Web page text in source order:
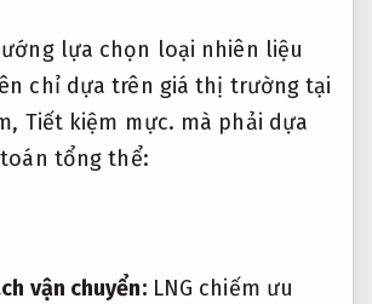
lựa chọn loại nhiên liệu
chỉ dựa trên giá thị trường tại
Tiết kiệm mực. mà phải dựa
tổng thể:
vận chuyển:LNG chiếm ưu